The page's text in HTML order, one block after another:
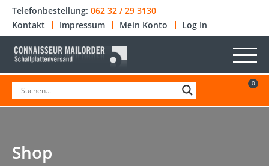
Telefonbestellung: 062 32 / 29 3130
Kontakt
Impressum Mein Konto Log In
0
Shop